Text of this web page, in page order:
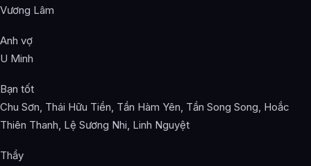
Vương Lâm
Anh vợ
U Minh
Bạn tốt
Chu Sơn, Thái Hữu Tiền, Tần Hàm Yên, Tần Song Song, Hoắc
Thiên Thanh, Lệ Sương Nhi, Linh Nguyệt
Thầy